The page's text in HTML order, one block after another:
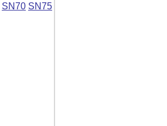
SN70 SN75